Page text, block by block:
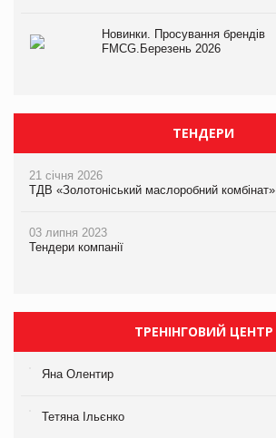
Новинки. Просування брендів
FMCG.Березень 2026
ТЕНДЕРИ
21 січня 2026
ТДВ «Золотоніський маслоробний комбінат»
03 липня 2023
Тендери компанії
ТРЕНІНГОВИЙ ЦЕНТР
Яна Олентир
Тетяна Ільєнко